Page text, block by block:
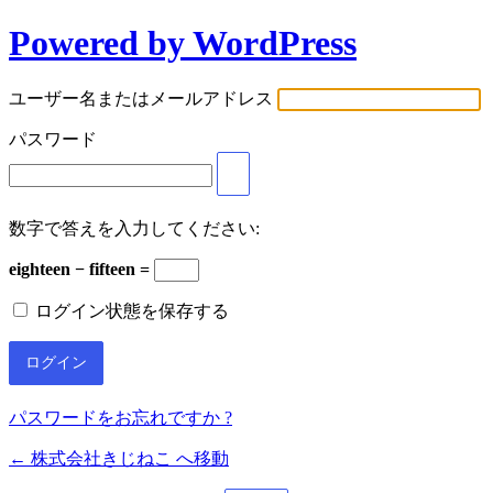
Powered by WordPress
ユーザー名またはメールアドレス
パスワード
数字で答えを入力してください:
eighteen − fifteen =
ログイン状態を保存する
パスワードをお忘れですか ?
← 株式会社きじねこ へ移動